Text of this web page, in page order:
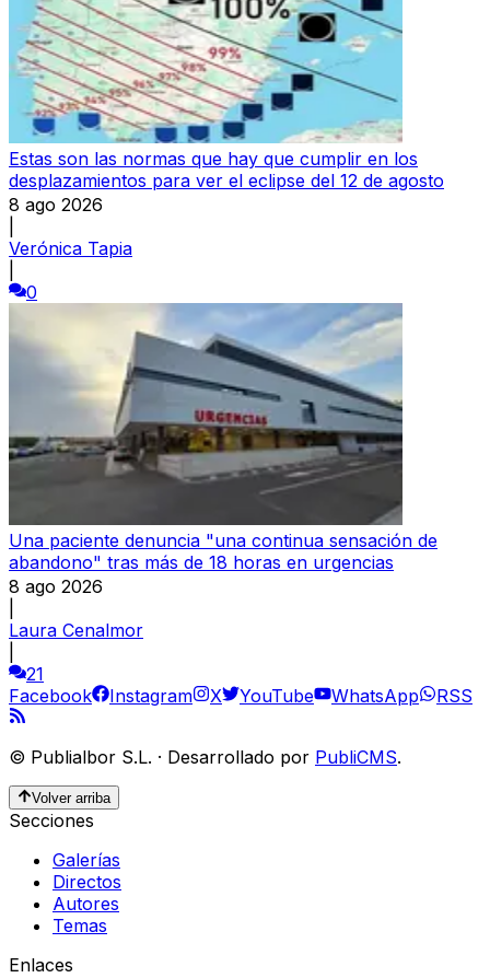
Estas son las normas que hay que cumplir en los
desplazamientos para ver el eclipse del 12 de agosto
8 ago 2026
Verónica Tapia
0
Una paciente denuncia "una continua sensación de
abandono" tras más de 18 horas en urgencias
8 ago 2026
Laura Cenalmor
21
Facebook
Instagram X YouTube WhatsApp RSS
© Publialbor S.L. · Desarrollado por PubliCMS.
Volver arriba
Secciones
Galerías
Directos
Autores
Temas
Enlaces